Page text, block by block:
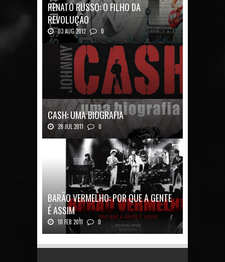
RENATO RUSSO: O FILHO DA
REVOLUÇÃO
03 AUG 2012 0
Renato Russo: O Filho da Revolução Autor: Car...
CASH: UMA BIOGRAFIA
28 JUL 2011 0
Quadrinhos alemães contam a história de um
BARÃO VERMELHO: POR QUE A GENTE
É ASSIM
10 FEB 2011 0
Barão Vermelho: Por que a Gente é